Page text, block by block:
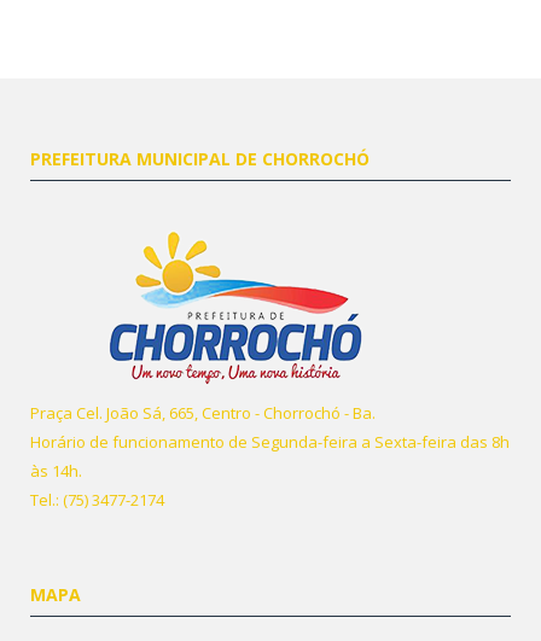
PREFEITURA MUNICIPAL DE CHORROCHÓ
Praça Cel. João Sá, 665, Centro - Chorrochó - Ba.
Horário de funcionamento de Segunda-feira a Sexta-feira das 8h
às 14h.
Tel.: (75) 3477-2174
MAPA